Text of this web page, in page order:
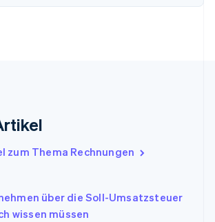
zum Thema Rechnungen
über die Soll-Umsatzsteuer
wissen müssen